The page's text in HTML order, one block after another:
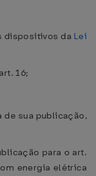
dispositivos da Lei
16;
de sua publicação,
para o art.
energia elétrica